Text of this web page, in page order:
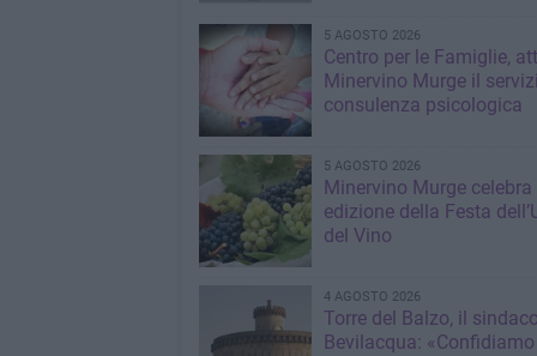
5 AGOSTO 2026
Centro per le Famiglie,
Minervino Murge il
consulenza psicologica
5 AGOSTO 2026
Minervino Murge celebra
edizione della Festa
del Vino
4 AGOSTO 2026
Torre del Balzo, il sindaco
Bevilacqua: